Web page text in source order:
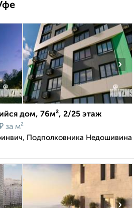
›
дом, 76м², 2/25 этаж
за м²
Подполковника Недошивина
›